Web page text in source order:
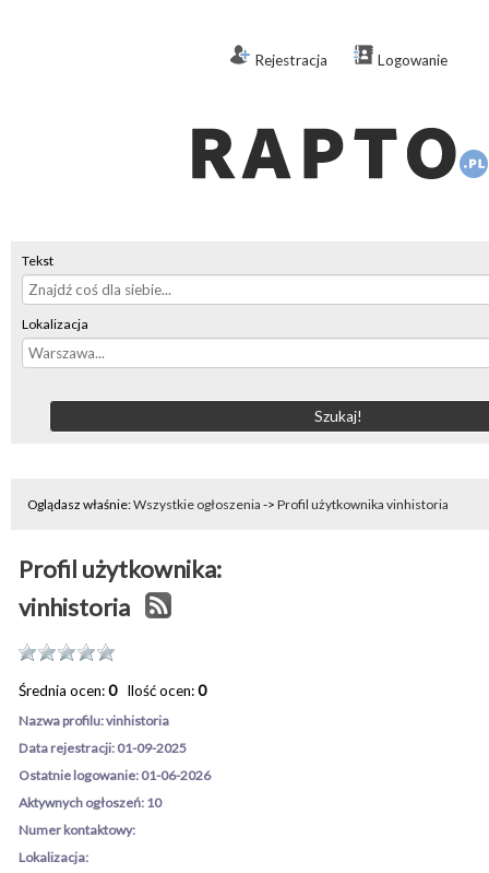
Rejestracja Logowanie
Tekst
Lokalizacja
Oglądasz właśnie:Wszystkie ogłoszenia -> Profil użytkownika vinhistoria
Profil użytkownika:
vinhistoria
Średnia ocen:0Ilość ocen:0
Nazwa profilu: vinhistoria
Data rejestracji: 01-09-2025
Ostatnie logowanie: 01-06-2026
Aktywnych ogłoszeń: 10
Numer kontaktowy:
Lokalizacja: